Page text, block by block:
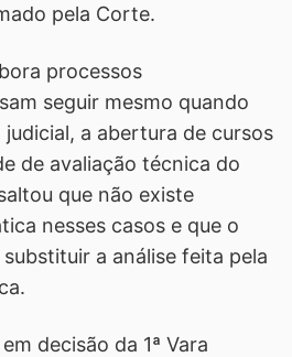
pela Corte.
processos
seguir mesmo quando
a abertura de cursos
de avaliação técnica do
que não existe
nesses casos e que o
a análise feita pela
decisão da 1ª Vara